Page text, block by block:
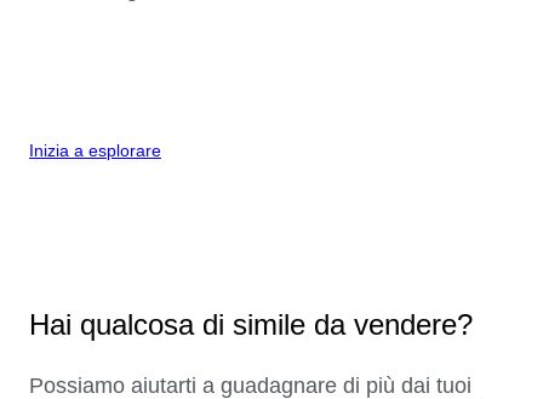
Inizia a esplorare
Hai qualcosa di simile da vendere?
Possiamo aiutarti a guadagnare di più dai tuoi